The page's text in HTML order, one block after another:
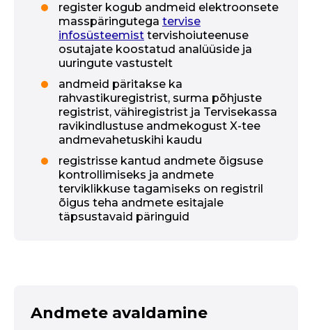
register kogub andmeid elektroonsete
masspäringutega tervise
infosüsteemist tervishoiuteenuse
osutajate koostatud analüüside ja
uuringute vastustelt
andmeid päritakse ka
rahvastikuregistrist, surma põhjuste
registrist, vähiregistrist ja Tervisekassa
ravikindlustuse andmekogust X-tee
andmevahetuskihi kaudu
registrisse kantud andmete õigsuse
kontrollimiseks ja andmete
terviklikkuse tagamiseks on registril
õigus teha andmete esitajale
täpsustavaid päringuid
Andmete avaldamine